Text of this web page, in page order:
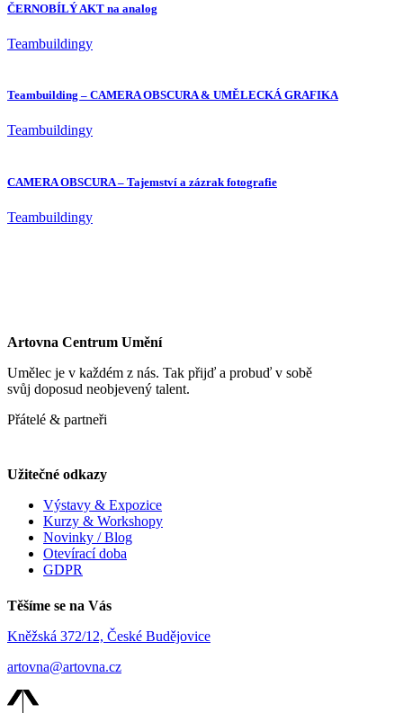
ČERNOBÍLÝ AKT na analog
Teambuildingy
Teambuilding – CAMERA OBSCURA & UMĚLECKÁ GRAFIKA
Teambuildingy
CAMERA OBSCURA – Tajemství a zázrak fotografie
Teambuildingy
Artovna Centrum Umění
Umělec je v každém z nás. Tak přijď a probuď v sobě
svůj doposud neobjevený talent.
Přátelé & partneři
Užitečné odkazy
Výstavy & Expozice
Kurzy & Workshopy
Novinky / Blog
Otevírací doba
GDPR
Těšíme se na Vás
Kněžská 372/12, České Budějovice
artovna@artovna.cz